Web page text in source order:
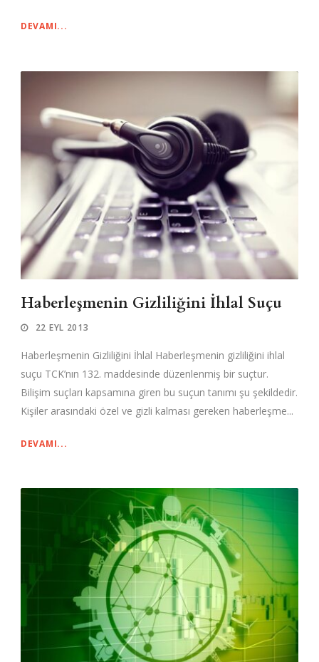
DEVAMI...
Haberleşmenin Gizliliğini İhlal Suçu
22 EYL 2013
Haberleşmenin Gizliliğini İhlal Haberleşmenin gizliliğini ihlal
suçu TCK’nın 132. maddesinde düzenlenmiş bir suçtur.
Bilişim suçları kapsamına giren bu suçun tanımı şu şekildedir.
Kişiler arasındaki özel ve gizli kalması gereken haberleşme...
DEVAMI...